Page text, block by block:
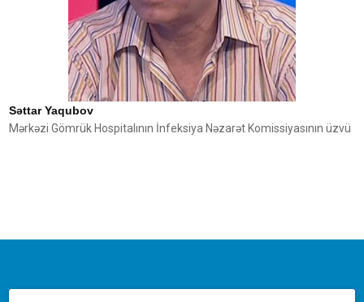
Səttar Yaqubov
Mərkəzi Gömrük Hospitalının İnfeksiya Nəzarət Komissiyasının üzvü